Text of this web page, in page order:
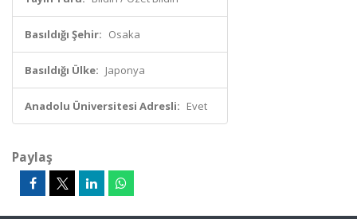
Basıldığı Şehir: Osaka
Basıldığı Ülke: Japonya
Anadolu Üniversitesi Adresli: Evet
Paylaş